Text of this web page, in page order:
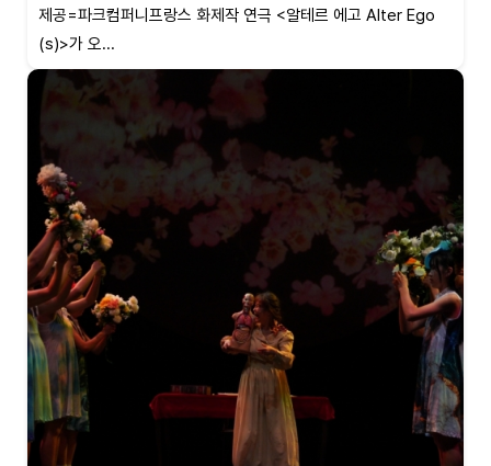
제공=파크컴퍼니프랑스 화제작 연극 <알테르 에고 Alter Ego
(s)>가 오...